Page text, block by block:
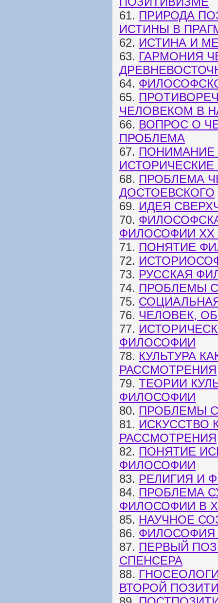
61. ПРИРОДА
ИСТИНЫ В
62. ИСТИНА И
63. ГАРМОНИЯ
64.
65.
ЧЕЛОВЕКОМ В
66. ВОПРОС О
ПРОБЛЕМА
67. ПОНИМАНИЕ
68. ПРОБЛЕМА
ДОСТОЕВСКОГО
69. ИДЕЯ
70.
ФИЛОСОФИИ XX
71. ПОНЯТИЕ
72.
73. РУССКАЯ
74. ПРОБЛЕМЫ
75.
76. ЧЕЛОВЕК,
77.
ФИЛОСОФИИ
78. КУЛЬТУРА
РАССМОТРЕНИЯ
79. ТЕОРИИ
ФИЛОСОФИИ
80. ПРОБЛЕМЫ
81. ИСКУССТВО
РАССМОТРЕНИЯ
82. ПОНЯТИЕ
ФИЛОСОФИИ
83. РЕЛИГИЯ И
84. ПРОБЛЕМА
ФИЛОСОФИИ В
85. НАУЧНОЕ
86. ФИЛОСОФИЯ
87. ПЕРВЫЙ
СПЕНСЕРА
88.
ВТОРОЙ